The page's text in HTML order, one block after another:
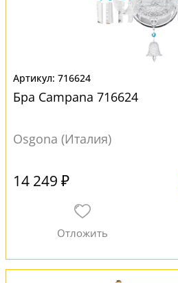
716624
Бра Campana 716624
Osgona (Италия)
14 249 ₽